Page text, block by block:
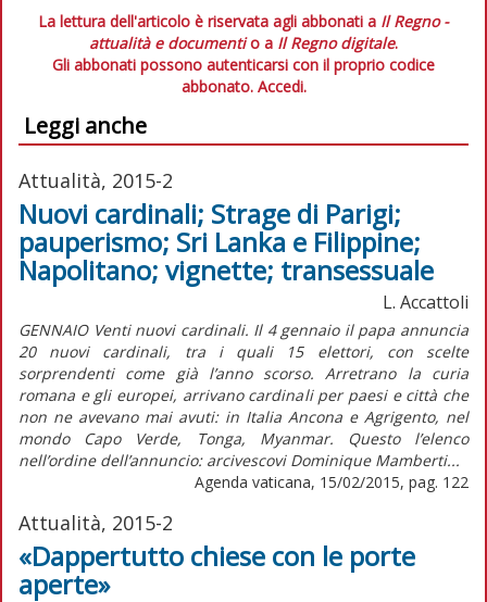
La lettura dell'articolo è riservata agli abbonati a Il Regno -
attualità e documentio a Il Regno digitale.
Gli abbonati possono autenticarsi con il proprio codice
abbonato. Accedi.
Leggi anche
Attualità, 2015-2
Nuovi cardinali; Strage di Parigi;
pauperismo; Sri Lanka e Filippine;
Napolitano; vignette; transessuale
L. Accattoli
GENNAIO Venti nuovi cardinali. Il 4 gennaio il papa annuncia
20 nuovi cardinali, tra i quali 15 elettori, con scelte
sorprendenti come già l’anno scorso. Arretrano la curia
romana e gli europei, arrivano cardinali per paesi e città che
non ne avevano mai avuti: in Italia Ancona e Agrigento, nel
mondo Capo Verde, Tonga, Myanmar. Questo l’elenco
nell’ordine dell’annuncio: arcivescovi Dominique Mamberti...
Agenda vaticana, 15/02/2015, pag. 122
Attualità, 2015-2
«Dappertutto chiese con le porte
aperte»